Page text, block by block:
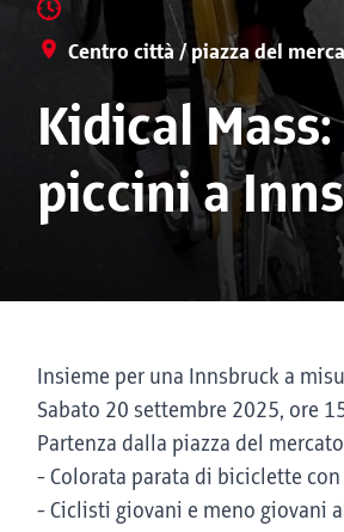
Centro città / piazza del
Kidical
piccini a
Insieme per una Innsbruck a
Sabato 20 settembre 2025, ore
Partenza dalla piazza del mercato
- Colorata parata di biciclette
- Ciclisti giovani e meno giovani